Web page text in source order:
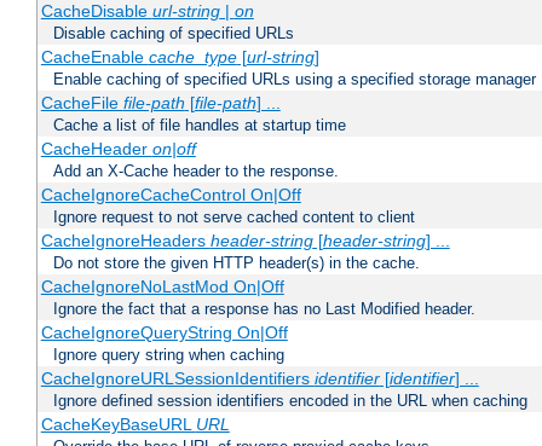
CacheDisable url-string| on
Disable caching of specified URLs
CacheEnable cache_type[url-string]
Enable caching of specified URLs using a specified storage manager
CacheFile file-path [file-path] ...
Cache a list of file handles at startup time
CacheHeader on|off
Add an X-Cache header to the response.
CacheIgnoreCacheControl On|Off
Ignore request to not serve cached content to client
CacheIgnoreHeaders header-string[header-string] ...
Do not store the given HTTP header(s) in the cache.
CacheIgnoreNoLastMod On|Off
Ignore the fact that a response has no Last Modified header.
CacheIgnoreQueryString On|Off
Ignore query string when caching
CacheIgnoreURLSessionIdentifiers identifier[identifier] ...
Ignore defined session identifiers encoded in the URL when caching
CacheKeyBaseURL URL